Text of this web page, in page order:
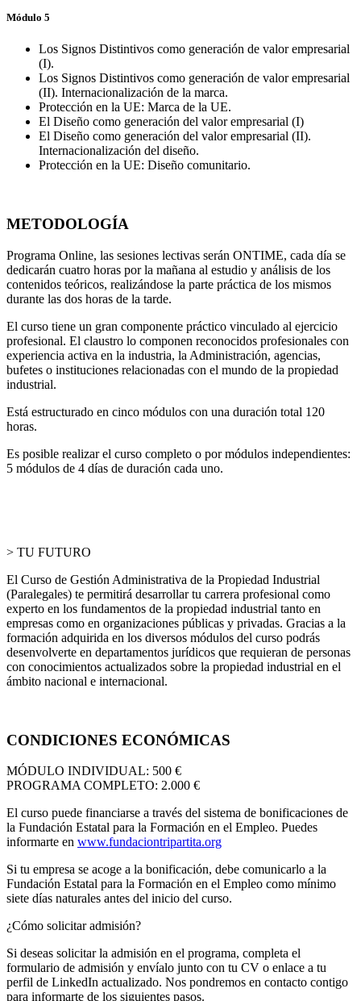
Módulo 5
Los Signos Distintivos como generación de valor empresarial
(I).
Los Signos Distintivos como generación de valor empresarial
(II). Internacionalización de la marca.
Protección en la UE: Marca de la UE.
El Diseño como generación del valor empresarial (I)
El Diseño como generación del valor empresarial (II).
Internacionalización del diseño.
Protección en la UE: Diseño comunitario.
METODOLOGÍA
Programa Online, las sesiones lectivas serán ONTIME, cada día se
dedicarán cuatro horas por la mañana al estudio y análisis de los
contenidos teóricos, realizándose la parte práctica de los mismos
durante las dos horas de la tarde.
El curso tiene un gran componente práctico vinculado al ejercicio
profesional. El claustro lo componen reconocidos profesionales con
experiencia activa en la industria, la Administración, agencias,
bufetes o instituciones relacionadas con el mundo de la propiedad
industrial.
Está estructurado en cinco módulos con una duración total 120
horas.
Es posible realizar el curso completo o por módulos independientes:
5 módulos de 4 días de duración cada uno.
> TU FUTURO
El Curso de Gestión Administrativa de la Propiedad Industrial
(Paralegales) te permitirá desarrollar tu carrera profesional como
experto en los fundamentos de la propiedad industrial tanto en
empresas como en organizaciones públicas y privadas. Gracias a la
formación adquirida en los diversos módulos del curso podrás
desenvolverte en departamentos jurídicos que requieran de personas
con conocimientos actualizados sobre la propiedad industrial en el
ámbito nacional e internacional.
CONDICIONES ECONÓMICAS
MÓDULO INDIVIDUAL: 500 €
PROGRAMA COMPLETO: 2.000 €
El curso puede financiarse a través del sistema de bonificaciones de
la Fundación Estatal para la Formación en el Empleo. Puedes
informarte en www.fundaciontripartita.org
Si tu empresa se acoge a la bonificación, debe comunicarlo a la
Fundación Estatal para la Formación en el Empleo como mínimo
siete días naturales antes del inicio del curso.
¿Cómo solicitar admisión?
Si deseas solicitar la admisión en el programa, completa el
formulario de admisión y envíalo junto con tu CV o enlace a tu
perfil de LinkedIn actualizado. Nos pondremos en contacto contigo
para informarte de los siguientes pasos.